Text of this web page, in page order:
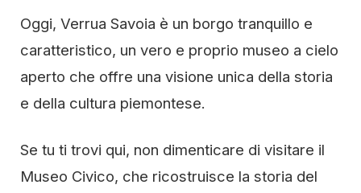
Oggi, Verrua Savoia è un borgo tranquillo e
caratteristico, un vero e proprio museo a cielo
aperto che offre una visione unica della storia
e della cultura piemontese.
Se tu ti trovi qui, non dimenticare di visitare il
Museo Civico, che ricostruisce la storia del